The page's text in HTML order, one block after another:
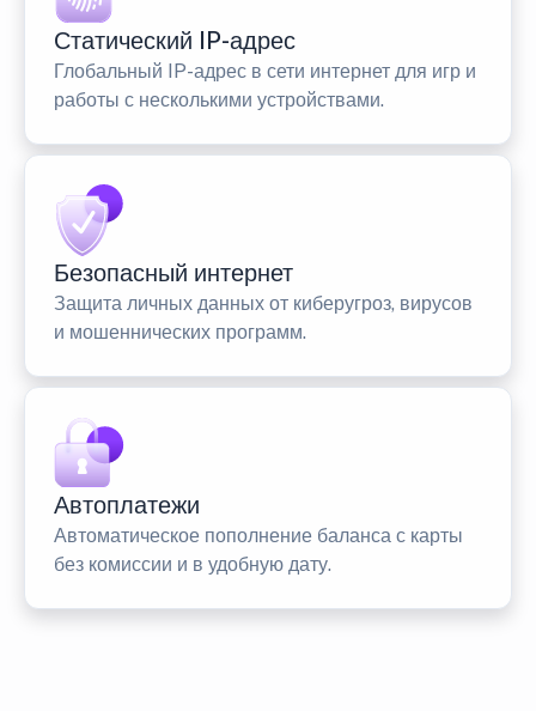
Статический IP-адрес
Глобальный IP-адрес в сети интернет для игр и
работы с несколькими устройствами.
Безопасный интернет
Защита личных данных от киберугроз, вирусов
и мошеннических программ.
Автоплатежи
Автоматическое пополнение баланса с карты
без комиссии и в удобную дату.